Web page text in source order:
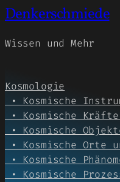
Denkerschmiede
Wissen und Mehr
Kosmologie
• Kosmische
• Kosmische
• Kosmische
• Kosmische Orte
• Kosmische
• Kosmische